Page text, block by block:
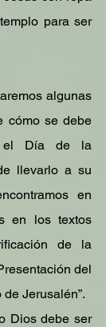
para ser
algunas
cómo se debe
el Día de la
llevarlo a su
en
en los textos
de la
del
Jerusalén”.
Dios debe ser